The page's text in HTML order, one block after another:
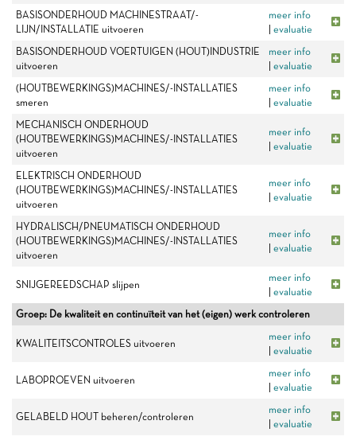
BASISONDERHOUD MACHINESTRAAT/-
LIJN/INSTALLATIE uitvoeren
meer info
evaluatie
BASISONDERHOUD VOERTUIGEN (HOUT)INDUSTRIE
uitvoeren
meer info
evaluatie
(HOUTBEWERKINGS)MACHINES/-INSTALLATIES
smeren
meer info
evaluatie
MECHANISCH ONDERHOUD
(HOUTBEWERKINGS)MACHINES/-INSTALLATIES
uitvoeren
meer info
evaluatie
ELEKTRISCH ONDERHOUD
(HOUTBEWERKINGS)MACHINES/-INSTALLATIES
uitvoeren
meer info
evaluatie
HYDRALISCH/PNEUMATISCH ONDERHOUD
(HOUTBEWERKINGS)MACHINES/-INSTALLATIES
uitvoeren
meer info
evaluatie
SNIJGEREEDSCHAP slijpen
meer info
evaluatie
Groep: De kwaliteit en continuïteit van het (eigen) werk controleren
KWALITEITSCONTROLES uitvoeren
meer info
evaluatie
LABOPROEVEN uitvoeren
meer info
evaluatie
GELABELD HOUT beheren/controleren
meer info
evaluatie